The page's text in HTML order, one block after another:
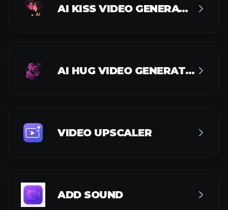
AI KISS VIDEO GENERATOR
AI HUG VIDEO GENERATOR
VIDEO UPSCALER
ADD SOUND